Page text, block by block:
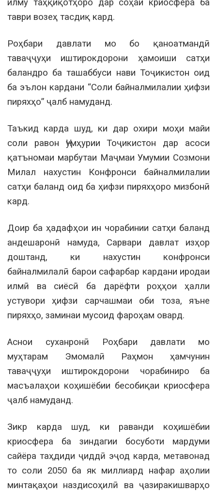
илму таҳқиқотҳоро дар соҳаи криосфера ба
таври возеҳ тасдиқ кард.
Роҳбари давлати мо бо қаноатмандӣ
таваҷҷуҳи иштирокдорони ҳамоиши сатҳи
баландро ба ташаббуси нави Тоҷикистон оид
ба эълон кардани “Соли байналмилалии ҳифзи
пиряхҳо” ҷалб намуданд.
Таъкид карда шуд, ки дар охири моҳи майи
соли равон Ҷумҳурии Тоҷикистон дар асоси
қатъномаи марбутаи Маҷмаи Умумии Созмони
Милал нахустин Конфронси байналмилалии
сатҳи баланд оид ба ҳифзи пиряхҳоро мизбонӣ
кард.
Доир ба ҳадафҳои ин чорабинии сатҳи баланд
андешаронӣ намуда, Сарвари давлат изҳор
доштанд, ки нахустин конфронси
байналмилалӣ барои сафарбар кардани иродаи
илмӣ ва сиёсӣ ба дарёфти роҳҳои ҳалли
устувори ҳифзи сарчашмаи оби тоза, яъне
пиряхҳо, заминаи мусоид фароҳам овард.
Аснои суханронӣ Роҳбари давлати мо
муҳтарам Эмомалӣ Раҳмон ҳамчунин
таваҷҷуҳи иштирокдорони чорабиниро ба
масъалаҳои коҳишёбии бесобиқаи криосфера
ҷалб намуданд.
Зикр карда шуд, ки раванди коҳишёбии
криосфера ба зиндагии босуботи мардуми
сайёра таҳдиди ҷиддӣ эҷод карда, метавонад
то соли 2050 ба як миллиард нафар аҳолии
минтақаҳои наздисоҳилӣ ва ҷазиракишварҳо